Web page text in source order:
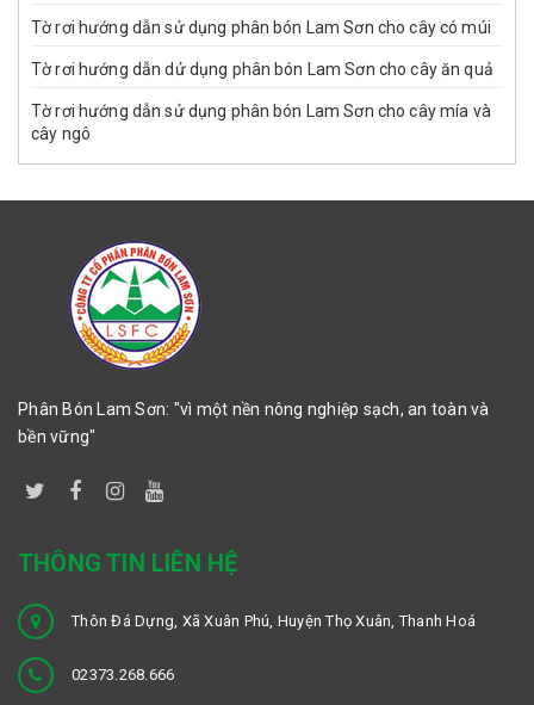
Tờ rơi hướng dẫn sử dụng phân bón Lam Sơn cho cây có múi
Tờ rơi hướng dẫn dử dụng phân bón Lam Sơn cho cây ăn quả
Tờ rơi hướng dẫn sử dụng phân bón Lam Sơn cho cây mía và
cây ngô
Phân Bón Lam Sơn: "vì một nền nông nghiệp sạch, an toàn và
bền vững"
THÔNG TIN LIÊN HỆ
Thôn Đá Dựng, Xã Xuân Phú, Huyện Thọ Xuân, Thanh Hoá
02373.268.666